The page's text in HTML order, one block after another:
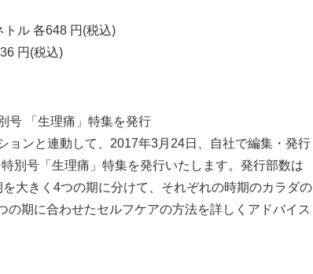
ル 各648 円(税込)
円(税込)
号 「生理痛」特集を発行
ョンと連動して、2017年3月24日、自社で編集・発行
別号「生理痛」特集を発行いたします。発行部数は
大きく4つの期に分けて、それぞれの時期のカラダの
期に合わせたセルフケアの方法を詳しくアドバイス